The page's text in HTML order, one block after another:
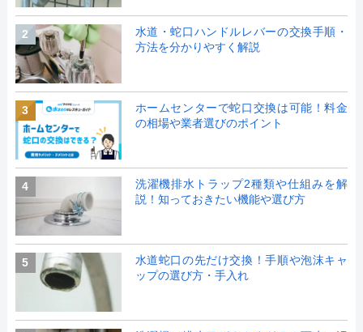
2
水道・蛇口ハンドルレバーの交換手順・
方法を分かりやすく解説
3
ホームセンターで蛇口交換は可能！料金
の相場や業者選びのポイント
4
洗濯機排水トラップ2種類や仕組みを解
説！知っておきたい機能や選び方
5
水道蛇口の先だけ交換！手順や泡沫キャ
ップの選び方・手入れ